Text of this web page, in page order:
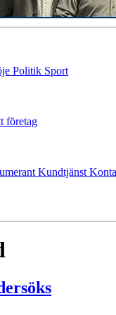
Politik Sport
företag
Kundtjänst